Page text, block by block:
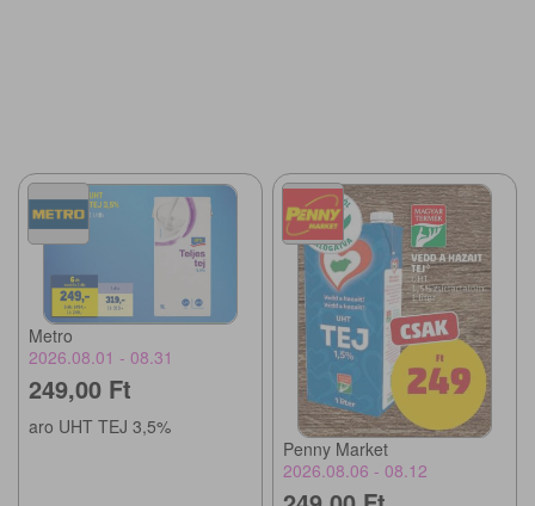
Metro
2026.08.01 - 08.31
249,00 Ft
aro UHT TEJ 3,5%
Penny Market
2026.08.06 - 08.12